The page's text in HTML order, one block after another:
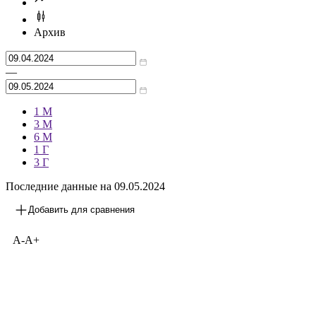
Hipotecaria Metrocredit
Архив
1 М
6 М
3 Г
Последние данные на